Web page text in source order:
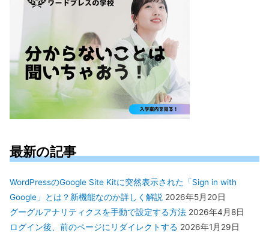
最新の記事
WordPressのGoogle Site Kitに突然表示された「Sign in with
Google」とは？新機能なのか詳しく解説 2026年5月20日
グーグルアナリティクスを手動で設定する方法 2026年4月8日
ログイン後、前のページにリダイレクトする 2026年1月29日